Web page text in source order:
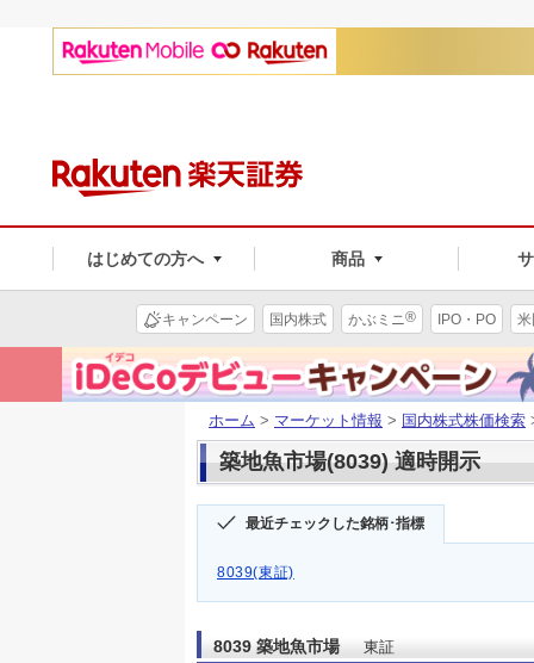
はじめての方へ 商品
キャンペーン 国内株式 かぶミニ® IPO・PO
ホーム > マーケット情報 > 国内株式株価検索
築地魚市場(8039) 適時開示
最近チェックした銘柄･指標
8039(東証)
8039 築地魚市場 東証